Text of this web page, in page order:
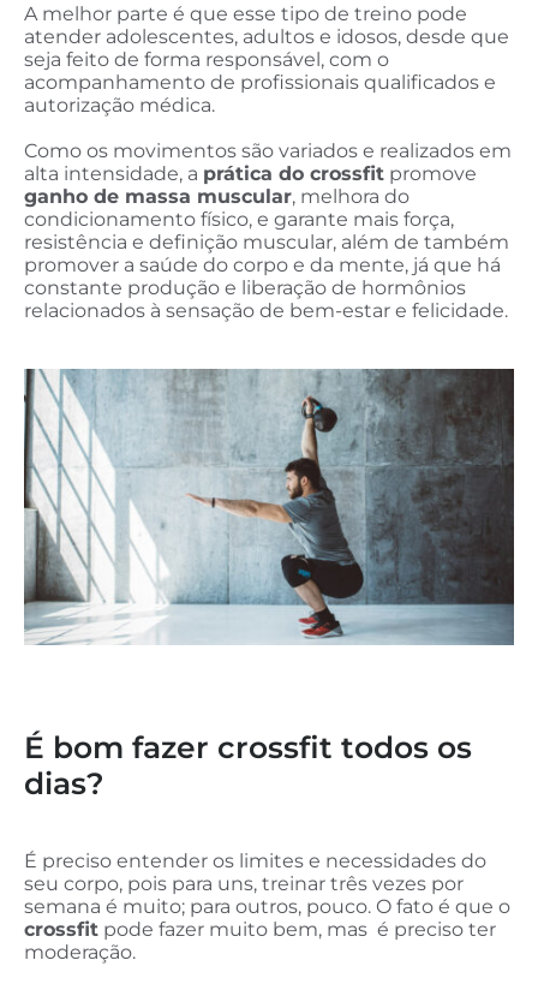
A melhor parte é que esse tipo de treino pode
atender adolescentes, adultos e idosos, desde que
seja feito de forma responsável, com o
acompanhamento de profissionais qualificados e
autorização médica.
Como os movimentos são variados e realizados em
alta intensidade, a prática do crossfit promove
ganho de massa muscular, melhora do
condicionamento físico, e garante mais força,
resistência e definição muscular, além de também
promover a saúde do corpo e da mente, já que há
constante produção e liberação de hormônios
relacionados à sensação de bem-estar e felicidade.
É bom fazer crossfit todos os
dias?
É preciso entender os limites e necessidades do
seu corpo, pois para uns, treinar três vezes por
semana é muito; para outros, pouco. O fato é que o
crossfit pode fazer muito bem, mas é preciso ter
moderação.